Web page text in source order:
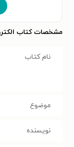
مشخصات کتاب
نام کتاب
موضوع
نویسنده